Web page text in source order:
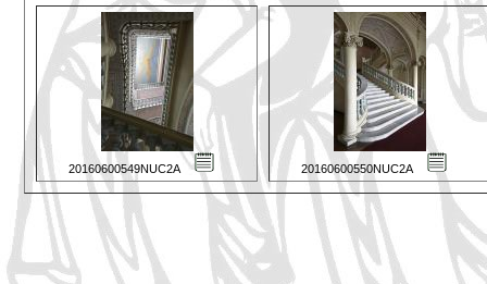
20160600549NUC2A 20160600550NUC2A